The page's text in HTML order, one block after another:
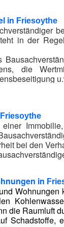
in Friesoythe
in der
die
Friesoythe
bei den
in
die Raumluft
Schadstoffe,